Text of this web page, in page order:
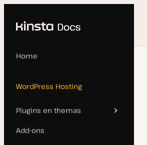
Home
WordPress Hosting
Plugins en themas
Add-ons
Language